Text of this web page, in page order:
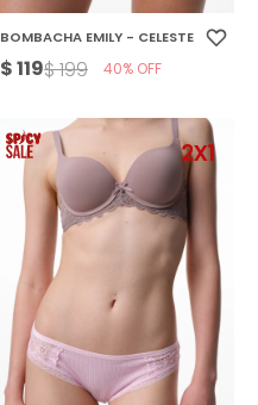
BOMBACHA EMILY - CELESTE
$119$199 40